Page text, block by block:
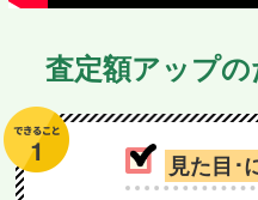
査定額アップ
見た目･